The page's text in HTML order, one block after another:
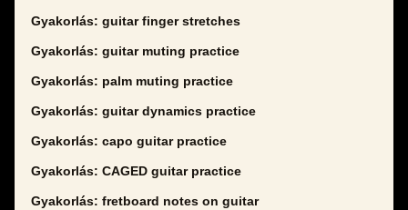
Gyakorlás: guitar finger stretches
Gyakorlás: guitar muting practice
Gyakorlás: palm muting practice
Gyakorlás: guitar dynamics practice
Gyakorlás: capo guitar practice
Gyakorlás: CAGED guitar practice
Gyakorlás: fretboard notes on guitar